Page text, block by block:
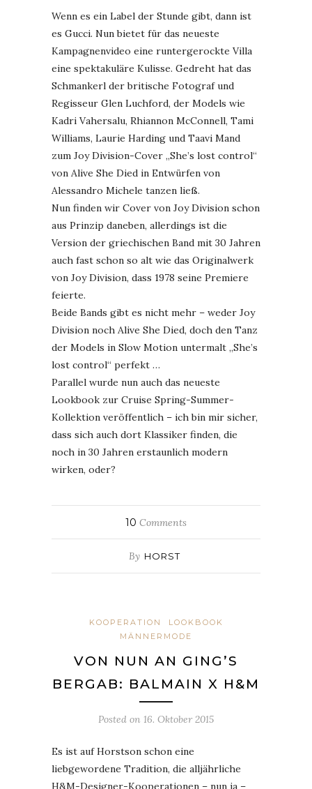
Wenn es ein Label der Stunde gibt, dann ist
es Gucci. Nun bietet für das neueste
Kampagnenvideo eine runtergerockte Villa
eine spektakuläre Kulisse. Gedreht hat das
Schmankerl der britische Fotograf und
Regisseur Glen Luchford, der Models wie
Kadri Vahersalu, Rhiannon McConnell, Tami
Williams, Laurie Harding und Taavi Mand
zum Joy Division-Cover „She’s lost control“
von Alive She Died in Entwürfen von
Alessandro Michele tanzen ließ.
Nun finden wir Cover von Joy Division schon
aus Prinzip daneben, allerdings ist die
Version der griechischen Band mit 30 Jahren
auch fast schon so alt wie das Originalwerk
von Joy Division, dass 1978 seine Premiere
feierte.
Beide Bands gibt es nicht mehr – weder Joy
Division noch Alive She Died, doch den Tanz
der Models in Slow Motion untermalt „She’s
lost control“ perfekt …
Parallel wurde nun auch das neueste
Lookbook zur Cruise Spring-Summer-
Kollektion veröffentlich – ich bin mir sicher,
dass sich auch dort Klassiker finden, die
noch in 30 Jahren erstaunlich modern
wirken, oder?
10 Comments
By HORST
KOOPERATION
LOOKBOOK
MÄNNERMODE
VON NUN AN GING’S
BERGAB: BALMAIN X H&M
Posted on 16. Oktober 2015
Es ist auf Horstson schon eine
liebgewordene Tradition, die alljährliche
H&M-Designer-Kooperationen – nun ja –